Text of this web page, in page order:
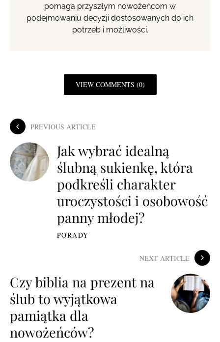
pomaga przyszłym nowożeńcom w
podejmowaniu decyzji dostosowanych do ich
potrzeb i możliwości.
VIEW COMMENTS (0)
PREVIOUS ARTICLE
Jak wybrać idealną
ślubną sukienkę, która
podkreśli charakter
uroczystości i osobowość
panny młodej?
PORADY
NEXT ARTICLE
Czy biblia na prezent na
ślub to wyjątkowa
pamiątka dla
nowożeńców?